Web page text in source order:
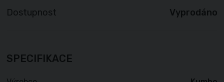
Dostupnost Vyprodáno
SPECIFIKACE